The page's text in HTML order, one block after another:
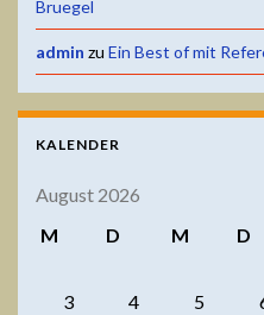
Bruegel
admin zu Ein Best of mit
KALENDER
August 2026
M
D M D
3
4 5